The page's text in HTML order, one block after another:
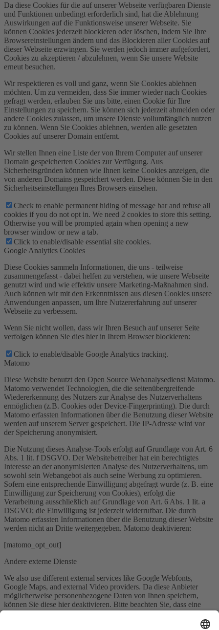
Da diese Cookies für die auf unserer Webseite verfügbaren Dienste
und Funktionen unbedingt erforderlich sind, hat die Ablehnung
Auswirkungen auf die Funktionsweise unserer Webseite. Sie
können Cookies jederzeit blockieren oder löschen, indem Sie Ihre
Browsereinstellungen ändern und das Blockieren aller Cookies auf
dieser Webseite erzwingen. Sie werden jedoch immer aufgefordert,
Cookies zu akzeptieren / abzulehnen, wenn Sie unsere Website
erneut besuchen.
Wir respektieren es voll und ganz, wenn Sie Cookies ablehnen
möchten. Um zu vermeiden, dass Sie immer wieder nach Cookies
gefragt werden, erlauben Sie uns bitte, einen Cookie für Ihre
Einstellungen zu speichern. Sie können sich jederzeit abmelden oder
andere Cookies zulassen, um unsere Dienste vollumfänglich nutzen
zu können. Wenn Sie Cookies ablehnen, werden alle gesetzten
Cookies auf unserer Domain entfernt.
Wir stellen Ihnen eine Liste der von Ihrem Computer auf unserer
Domain gespeicherten Cookies zur Verfügung. Aus
Sicherheitsgründen können wie Ihnen keine Cookies anzeigen, die
von anderen Domains gespeichert werden. Diese können Sie in den
Sicherheitseinstellungen Ihres Browsers einsehen.
Check to enable permanent hiding of message bar and refuse all
cookies if you do not opt in. We need 2 cookies to store this setting.
Otherwise you will be prompted again when opening a new
browser window or new a tab.
Click to enable/disable essential site cookies.
Google Analytics Cookies
Diese Cookies sammeln Informationen, die uns - teilweise
zusammengefasst - dabei helfen zu verstehen, wie unsere Webseite
genutzt wird und wie effektiv unsere Marketing-Maßnahmen sind.
Auch können wir mit den Erkenntnissen aus diesen Cookies unsere
Anwendungen anpassen, um Ihre Nutzererfahrung auf unserer
Webseite zu verbessern.
Wenn Sie nicht wollen, dass wir Ihren Besuch auf unserer Seite
verfolgen können Sie dies hier in Ihrem Browser blockieren:
Click to enable/disable Google Analytics tracking.
Matomo
Diese Website benutzt den Open Source Webanalysedienst Matomo.
Matomo verwendet Technologien, die die seitenübergreifende
Wiedererkennung des Nutzers zur Analyse des Nutzerverhaltens
ermöglichen (z.B. Cookies oder Device-Fingerprinting). Die durch
Matomo erfassten Informationen über die Benutzung dieser Website
werden auf unserem Server gespeichert. Die IP-Adresse wird vor
der Speicherung anonymisiert.
Die Nutzung dieses Analyse-Tools erfolgt auf Grundlage von Art. 6
Abs. 1 lit. f DSGVO. Der Websitebetreiber hat ein berechtigtes
Interesse an der anonymisierten Analyse des Nutzerverhaltens, um
sowohl sein Webangebot als auch seine Werbung zu optimieren.
Sofern eine entsprechende Einwilligung abgefragt wurde (z. B. eine
Einwilligung zur Speicherung von Cookies), erfolgt die
Verarbeitung ausschließlich auf Grundlage von Art. 6 Abs. 1 lit. a
DSGVO; die Einwilligung ist jederzeit widerrufbar. Die durch
Matomo erfassten Informationen über die Benutzung dieser Website
werden nicht an Dritte weitergegeben. Matomo deaktivieren:
[matomo_opt_out]
Andere externe Dienste
We also use different external services like Google Webfonts,
Google Maps, and external Video providers. Da diese Anbieter
möglicherweise personenbezogene Daten von Ihnen speichern,
können Sie diese hier deaktivieren. Bitte beachten Sie, dass eine
Deaktivierung dieser Cookies die Funktionalität und das Aussehen
unserer Webseite erheblich beeinträchtigen kann. Die Änderungen